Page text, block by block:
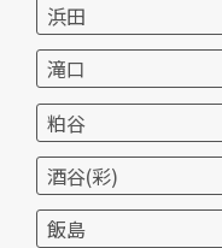
浜田
滝口
粕谷
酒谷(彩)
飯島